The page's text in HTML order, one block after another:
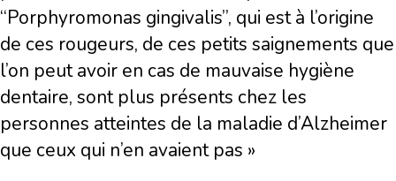
‘‘Porphyromonas gingivalis’’, qui est à l’origine
de ces rougeurs, de ces petits saignements que
l’on peut avoir en cas de mauvaise hygiène
dentaire, sont plus présents chez les
personnes atteintes de la maladie d’Alzheimer
que ceux qui n’en avaient pas »